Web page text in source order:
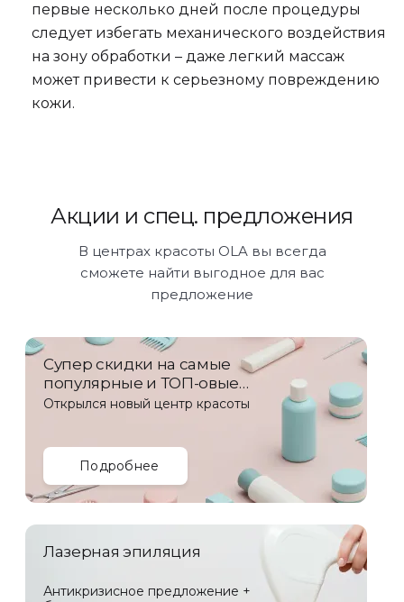
первые несколько дней после процедуры
следует избегать механического воздействия
на зону обработки – даже легкий массаж
может привести к серьезному повреждению
кожи.
Акции и спец. предложения
В центрах красоты OLA вы всегда
сможете найти выгодное для вас
предложение
Супер скидки на самые
популярные и ТОП-овые
услуги!
Открылся новый центр красоты
Подробнее
Лазерная эпиляция
Антикризисное предложение +